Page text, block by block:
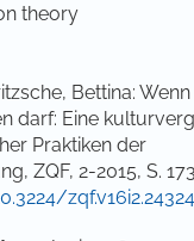
theory
Bettina:
darf: Eine
Praktiken der
ZQF, 2-2015, S.
zqf.v16i2.24324